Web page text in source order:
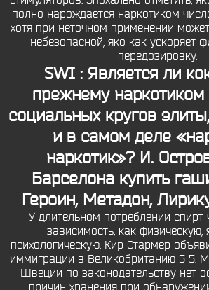
полно нарождается наркотиком
хотя при неточном применении
небезопасной, яко как ускоряет
передозировку.
SWI : Является ли
прежнему наркотиком
социальных кругов
и в самом деле
наркотик»? И.
Барселона купить
Героин, Метадон,
У длительном потреблении спирт
зависимость, как физическую,
психологическую. Кир Стармер
иммиграции в Великобританию 5 5.
Швеции по законодательству нет
причин хранения при